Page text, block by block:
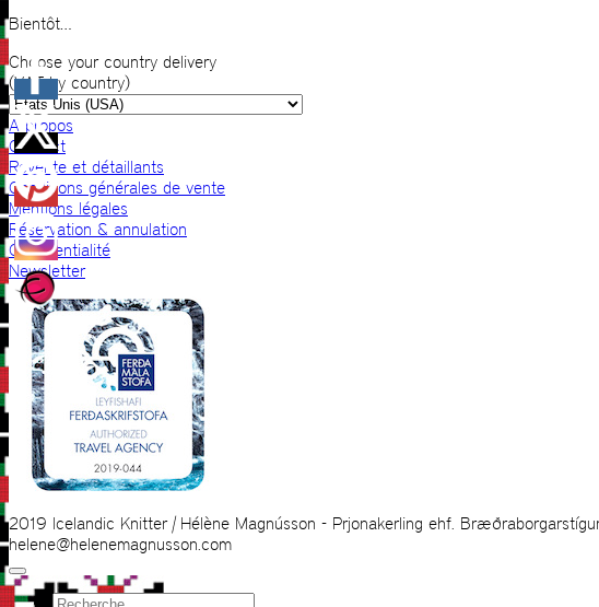
Bientôt…
Choose your country delivery
(VAT by country)
A propos
Contact
Revente et détaillants
Conditions générales de vente
Mentions légales
Réservation & annulation
Confidentialité
Newsletter
2019 Icelandic Knitter | Hélène Magnússon - Prjonakerling ehf.
helene@helenemagnusson.com
Recherche